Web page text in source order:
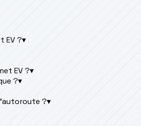
EV ?▾
EV ?▾
?▾
?▾